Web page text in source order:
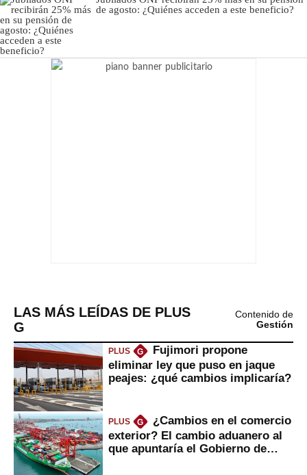
de agosto: ¿Quiénes acceden a este beneficio?
LAS MÁS LEÍDAS DE PLUS
G
Contenido de
Gestión
PLUS G
Fujimori propone
eliminar ley que puso en jaque
peajes: ¿qué cambios implicaría?
PLUS G
¿Cambios en el comercio
exterior? El cambio aduanero al
que apuntaría el Gobierno de